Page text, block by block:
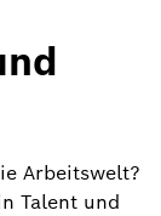
Arbeitswelt?
Talent und